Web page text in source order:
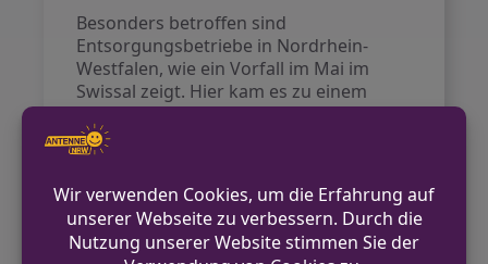
Besonders betroffen sind
Entsorgungsbetriebe in Nordrhein-
Westfalen, wie ein Vorfall im Mai im
Swissal zeigt. Hier kam es zu einem
Brand nach der Entsorgung eines Akkus
im Hausmüll. Das Müllaufkommen aus
Regionen wie dem Ruhrgebiet und
Münsterland landet etwa im Lippewerk
in Lünen, wo die Brandgefahr ein
tägliches Problem darstellt
(tagesschau).